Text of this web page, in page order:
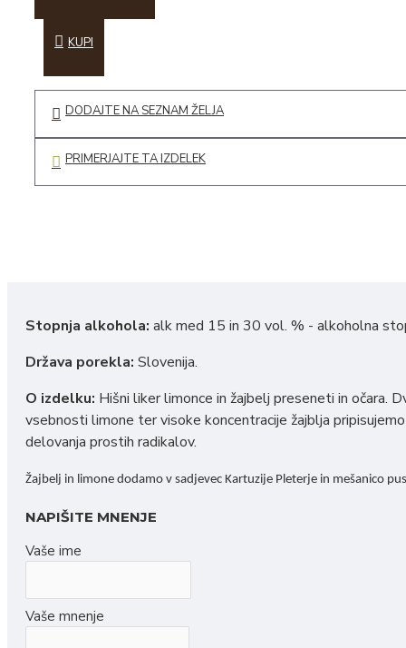
Leseni izdelki
Darilne embalaže
KUPI
DODAJTE NA SEZNAM ŽELJA
PRIMERJAJTE TA IZDELEK
Stopnja alkohola: alkmed 15 in 30 vol. % - alkoholna
Država porekla: Slovenija.
O izdelku: Hišni liker limonce in žajbelj preseneti in očara.
vsebnosti limone ter visoke koncentracije žajblja
delovanja prostih radikalov.
Žajbelj in limone dodamo v sadjevec Kartuzije Pleterje in mešanico
NAPIŠITE MNENJE
Vaše ime
Vaše mnenje